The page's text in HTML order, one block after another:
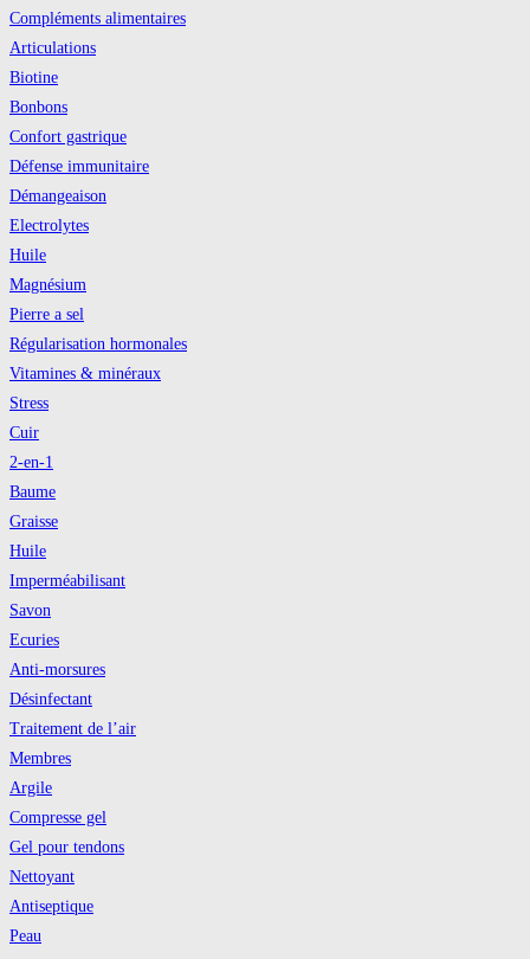
Compléments alimentaires
Articulations
Biotine
Bonbons
Confort gastrique
Défense immunitaire
Démangeaison
Electrolytes
Huile
Magnésium
Pierre a sel
Régularisation hormonales
Vitamines & minéraux
Stress
Cuir
2-en-1
Baume
Graisse
Huile
Imperméabilisant
Savon
Ecuries
Anti-morsures
Désinfectant
Traitement de l’air
Membres
Argile
Compresse gel
Gel pour tendons
Nettoyant
Antiseptique
Peau